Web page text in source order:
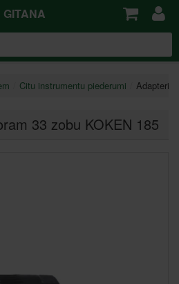
GITANA
Citu instrumentu piederumi Adapteris
33 zobu KOKEN 185